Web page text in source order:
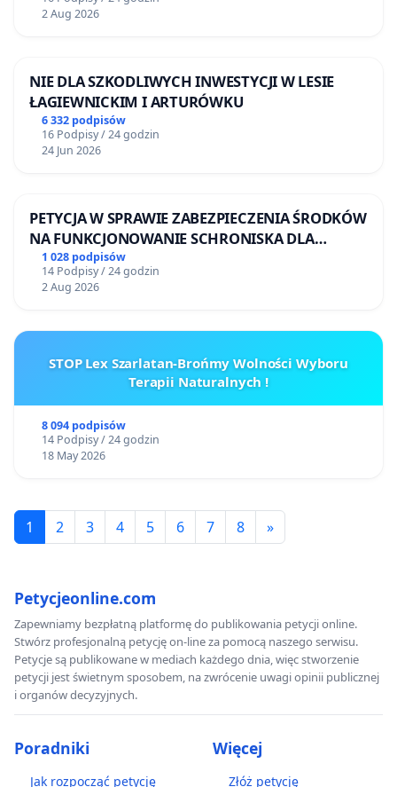
2 Aug 2026
NIE DLA SZKODLIWYCH INWESTYCJI W LESIE
ŁAGIEWNICKIM I ARTURÓWKU
6 332 podpisów
16 Podpisy / 24 godzin
24 Jun 2026
PETYCJA W SPRAWIE ZABEZPIECZENIA ŚRODKÓW
NA FUNKCJONOWANIE SCHRONISKA DLA
BEZDOMNYCH ZWIERZĄT W SKARYSZEWIE
1 028 podpisów
14 Podpisy / 24 godzin
2 Aug 2026
STOP Lex Szarlatan-Brońmy Wolności Wyboru
Terapii Naturalnych !
8 094 podpisów
14 Podpisy / 24 godzin
18 May 2026
1 2 3 4 5 6 7 8 »
Petycjeonline.com
Zapewniamy bezpłatną platformę do publikowania petycji online.
Stwórz profesjonalną petycję on-line za pomocą naszego serwisu.
Petycje są publikowane w mediach każdego dnia, więc stworzenie
petycji jest świetnym sposobem, na zwrócenie uwagi opinii publicznej
i organów decyzyjnych.
Poradniki
Jak rozpocząć petycję
Więcej
Złóż petycję